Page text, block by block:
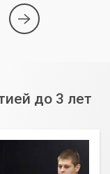
до 3 лет